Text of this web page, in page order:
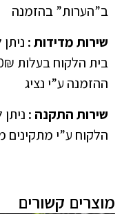
ב”הערות” בהזמנה
שירות מדידות:
ההזמנה ע”י נציג
שירות התקנה :
הלקוח ע”י מתקינים
מוצרים קשורים